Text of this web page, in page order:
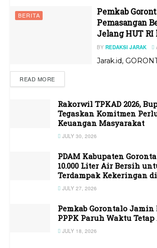
BERITA
Pemkab
Pemasangan
Jelang HUT RI
BY REDAKSI JARAK
Jarak.id,
READ MORE
Rakorwil TPKAD 2026,
Tegaskan Komitmen
Keuangan Masyarakat
JULY 30, 2026
PDAM Kabupaten
10.000 Liter Air Bersih
Terdampak Kekeringan
JULY 27, 2026
Pemkab Gorontalo Jamin
PPPK Paruh Waktu
JULY 18, 2026